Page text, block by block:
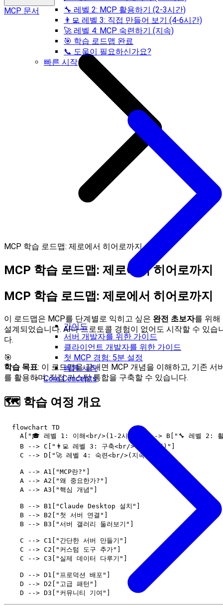
🔧 레벨 2: MCP 활용하기 (2-3시간)
👨‍💻 레벨 3: 직접 만들어 보기 (4-6시간)
🚀 레벨 4: MCP 숙련하기 (지속)
🎯 학습 로드맵 완료
📞 도움이 필요하신가요?
빠른 시작
가이드
서버 개발자를 위한 가이드
클라이언트 개발자를 위한 가이드
첫 MCP 경험: 5분 설정
빠른 시작
Core Concepts
MCP 문서
MCP 학습 로드맵: 제로에서 히어로까지
MCP 학습 로드맵: 제로에서 히어로까지
MCP 학습 로드맵: 제로에서 히어로까지
이 로드맵은 MCP를 단계별로 익히고 싶은 완전 초보자를 위해
설계되었습니다. AI나 프로토콜 경험이 없어도 시작할 수 있습
다.
🎯
학습 목표: 이 로드맵을 끝내면 MCP 개념을 이해하고, 기존 서
를 활용하며, 직접 커스텀 통합을 구축할 수 있습니다.
🗺️ 학습 여정 개요
  flowchart TD
A["🎓 레벨 1: 이해<br/>(1-2시간)"] --> B["🔧 레벨 2:
    B --> C["👨‍💻 레벨 3: 구축<br/>(4-6시간)"]
    C --> D["🚀 레벨 4: 숙련<br/>(지속)"]
    A --> A1["MCP란?"]
    A --> A2["왜 중요한가?"]
    A --> A3["핵심 개념"]
    B --> B1["Claude Desktop 설치"]
    B --> B2["첫 서버 연결"]
    B --> B3["서버 갤러리 둘러보기"]
    C --> C1["간단한 서버 만들기"]
    C --> C2["커스텀 도구 추가"]
    C --> C3["실제 데이터 다루기"]
    D --> D1["프로덕션 배포"]
    D --> D2["고급 패턴"]